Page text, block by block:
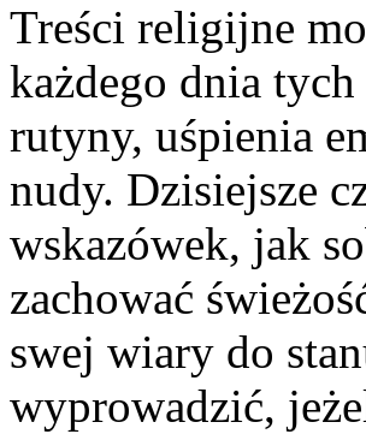
Treści religijne
każdego dnia
rutyny, uśpienia
nudy. Dzisiejsze
wskazówek, jak
zachować
swej wiary do
wyprowadzić,